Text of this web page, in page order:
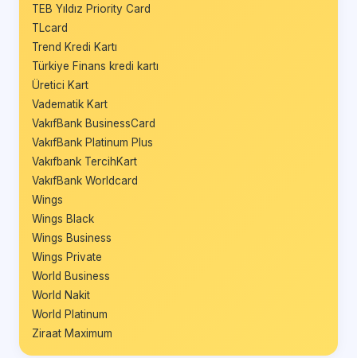
TEB Yıldız Priority Card
TLcard
Trend Kredi Kartı
Türkiye Finans kredi kartı
Üretici Kart
Vadematik Kart
VakıfBank BusinessCard
VakıfBank Platinum Plus
Vakıfbank TercihKart
VakıfBank Worldcard
Wings
Wings Black
Wings Business
Wings Private
World Business
World Nakit
World Platinum
Ziraat Maximum